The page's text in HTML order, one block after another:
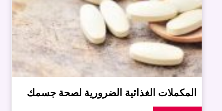
المكملات الغذائية الضرورية لصحة جسمك